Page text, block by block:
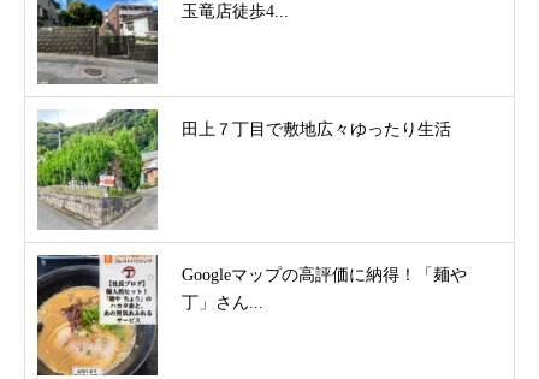
玉竜店徒歩4...
田上７丁目で敷地広々ゆったり生活
Googleマップの高評価に納得！「麺や
丁」さん...